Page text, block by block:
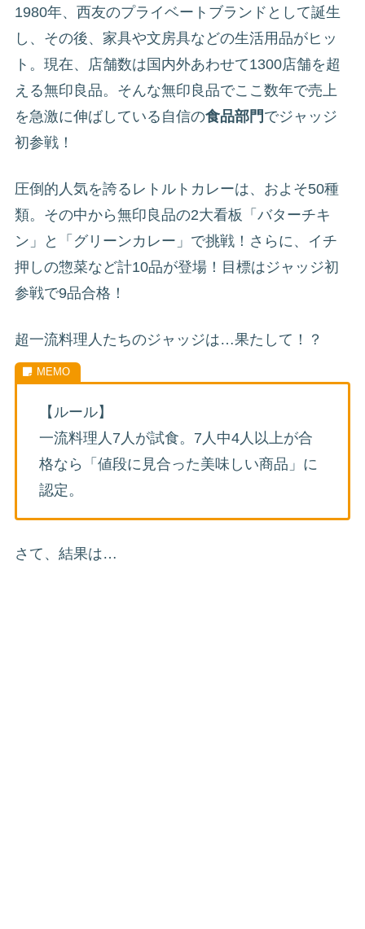
1980年、西友のプライベートブランドとして誕生
し、その後、家具や文房具などの生活用品がヒッ
ト。現在、店舗数は国内外あわせて1300店舗を超
える無印良品。そんな無印良品でここ数年で売上
を急激に伸ばしている自信の食品部門 でジャッジ
初参戦！
圧倒的人気を誇るレトルトカレーは、およそ50種
類。その中から無印良品の2大看板「バターチキ
ン」と「グリーンカレー」で挑戦！さらに、イチ
押しの惣菜など計10品が登場！目標はジャッジ初
参戦で9品合格！
超一流料理人たちのジャッジは…果たして！？
【ルール】
一流料理人7人が試食。7人中4人以上が合
格なら「値段に見合った美味しい商品」に
認定。
さて、結果は…